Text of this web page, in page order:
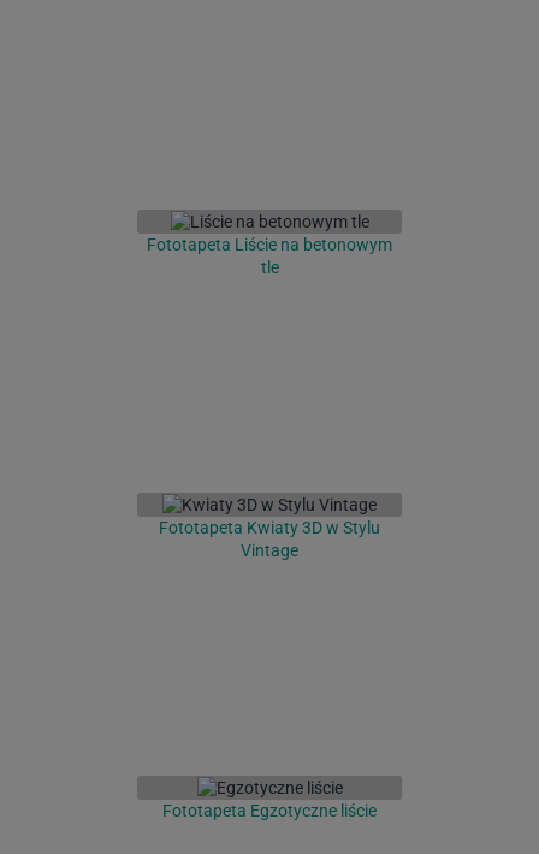
Fototapeta Liście na betonowym
tle
Fototapeta Kwiaty 3D w Stylu
Vintage
Fototapeta Egzotyczne liście